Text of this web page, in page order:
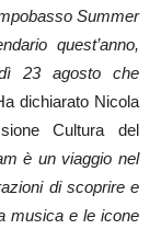
Summer
quest’anno,
23 agosto che
dichiarato Nicola
Cultura del
è un viaggio nel
di scoprire e
musica e le icone